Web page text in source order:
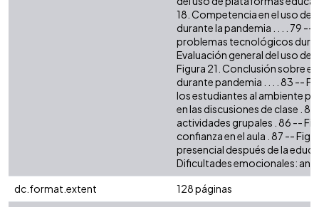
18. Competencia en el uso
durante la pandemia . . . . 79
problemas tecnológicos
Evaluación general del uso
Figura 21. Conclusión sobre
durante pandemia . . . . 83 --
los estudiantes al ambiente
en las discusiones de clase .
actividades grupales . 86 --
confianza en el aula . 87 --
presencial después de la
Dificultades emocionales:
dc.format.extent
128 páginas